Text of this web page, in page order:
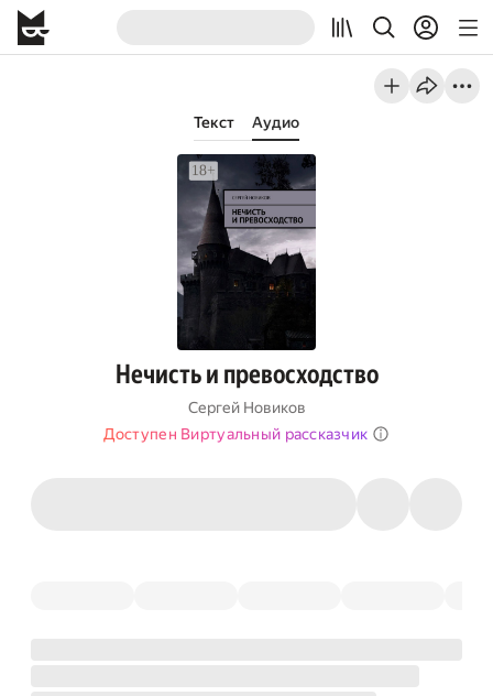
Текст Аудио
Нечисть и превосходство
Сергей Новиков
Доступен Виртуальный рассказчик